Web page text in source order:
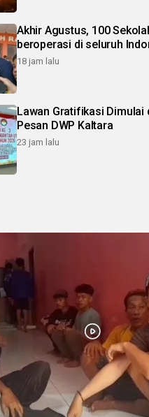
Akhir Agustus, 100
beroperasi di seluruh
18 jam lalu
Lawan Gratifikasi Dimulai
Pesan DWP Kaltara
23 jam lalu